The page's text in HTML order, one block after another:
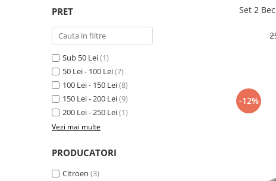
Volkswagen
Garnituri galerie admisie BMW
Kit reparatie faruri
Adaptoare auxiliare
Produse cu discount de pana la
Eleron Portbagaj
PRET
Sub 50 Lei(1)
50 Lei - 100 Lei(7)
100 Lei - 150 Lei(8)
150 Lei - 200 Lei(9)
200 Lei - 250 Lei(1)
Vezi mai multe
PRODUCATORI
Citroen (3)
Set 2
-12%